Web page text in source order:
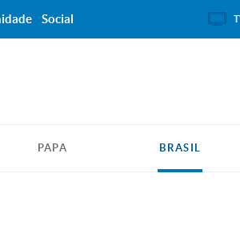
PAPA BRASIL
Social